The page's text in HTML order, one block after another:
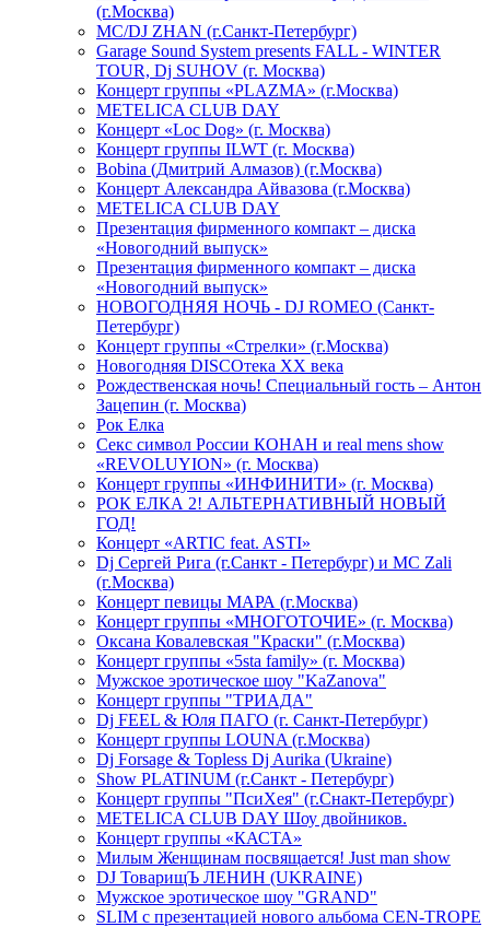
(г.Москва)
МС/DJ ZHAN (г.Санкт-Петербург)
Garage Sound System presents FALL - WINTER
TOUR, Dj SUHOV (г. Москва)
Концерт группы «PLAZMA» (г.Москва)
METELICA CLUB DAY
Концерт «Loc Dog» (г. Москва)
Концерт группы ILWT (г. Москва)
Bobina (Дмитрий Алмазов) (г.Москва)
Концерт Александра Айвазова (г.Москва)
METELICA CLUB DAY
Презентация фирменного компакт – диска
«Новогодний выпуск»
Презентация фирменного компакт – диска
«Новогодний выпуск»
НОВОГОДНЯЯ НОЧЬ - DJ ROMEO (Санкт-
Петербург)
Концерт группы «Стрелки» (г.Москва)
Новогодняя DISCOтека ХХ века
Рождественская ночь! Специальный гость – Антон
Зацепин (г. Москва)
Рок Елка
Секс символ России КОНАН и real mens show
«REVOLUYION» (г. Москва)
Концерт группы «ИНФИНИТИ» (г. Москва)
РОК ЕЛКА 2! АЛЬТЕРНАТИВНЫЙ НОВЫЙ
ГОД!
Концерт «ARTIC feat. ASTI»
Dj Сергей Рига (г.Санкт - Петербург) и MC Zali
(г.Москва)
Концерт певицы МАРА (г.Москва)
Концерт группы «МНОГОТОЧИЕ» (г. Москва)
Оксана Ковалевская "Краски" (г.Москва)
Концерт группы «5sta family» (г. Москва)
Мужское эротическое шоу "KaZanova"
Концерт группы "ТРИАДА"
Dj FEEL & Юля ПАГО (г. Санкт-Петербург)
Концерт группы LOUNA (г.Москва)
Dj Forsage & Topless Dj Aurika (Ukraine)
Show PLATINUM (г.Санкт - Петербург)
Концерт группы "ПсиХея" (г.Снакт-Петербург)
METELICA CLUB DAY Шоу двойников.
Концерт группы «КАСТА»
Милым Женщинам посвящается! Just man show
DJ ТоварищЪ ЛЕНИН (UKRAINE)
Мужское эротическое шоу "GRAND"
SLIM с презентацией нового альбома CEN-TROPE